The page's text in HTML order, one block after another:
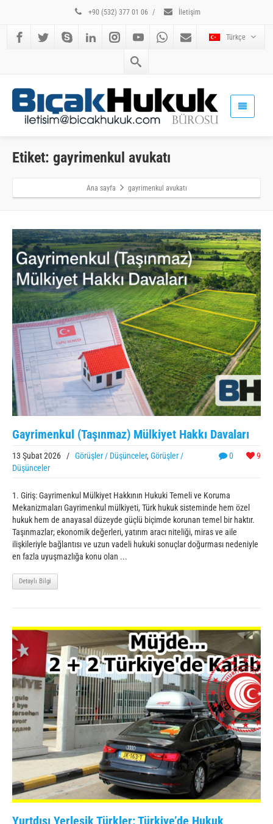
+90 (532) 377 01 06 / İletişim
Türkçe
Etiket: gayrimenkul avukatı
Ana sayfa gayrimenkul avukatı
Gayrimenkul (Taşınmaz) Mülkiyet Hakkı Davaları
0 9
13 Şubat 2026 / Görüşler / Düşünceler, Görüşler /
Düşünceler
1. Giriş: Gayrimenkul Mülkiyet Hakkının Hukuki Temeli ve Koruma
Mekanizmaları Gayrimenkul mülkiyeti, Türk hukuk sisteminde hem özel
hukuk hem de anayasal düzeyde güçlü biçimde korunan temel bir haktır.
Taşınmazlar; ekonomik değerleri, yatırım aracı niteliği, miras ve aile
ilişkileriyle bağlantısı ve uzun vadeli hukuki sonuçlar doğurması nedeniyle
en fazla uyuşmazlığa konu olan ...
Detaylı Bilgi
Yurtdışı Yerleşik Türkler: Türkiye’de Hukuk